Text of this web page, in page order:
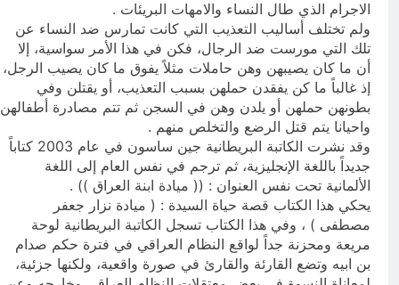
الاجرام الذي طال النساء والامهات البريئات .
ولم تختلف أساليب التعذيب التي كانت تمارس ضد النساء عن
تلك التي مورست ضد الرجال، فكن في هذا الأمر سواسية، إلا
أن ما كان يصيبهن وهن حاملات مثلاً يفوق ما كان يصيب الرجل،
إذ غالباً ما كن يفقدن حملهن بسبب التعذيب، أو يقتلن وفي
بطونهن حملهن أو يلدن وهن في السجن ثم تتم مصادرة أطفالهن
واحيانا يتم قتل الرضع والتخلص منهم .
وقد نشرت الكاتبة البريطانية جين ساسون في عام 2003 كتاباً
جديداً باللغة الإنجليزية، ثم ترجم في نفس العام إلى اللغة
الألمانية تحت نفس العنوان : (( ميادة ابنة العراق )) .
يحكي هذا الكتاب قصة حياة السيدة : ( ميادة نزار جعفر
مصطفى ) ، وفي هذا الكتاب تسجل الكاتبة البريطانية لوحة
مريعة ومحزنة جداً لواقع النظام العراقي في فترة حكم صدام
بن ابيه وتضع القارئة والقارئ في صورة واقعية، ولكنها جزئية،